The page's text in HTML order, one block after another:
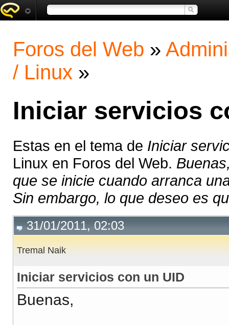
Foros del Web »
/ Linux »
Iniciar servicios
Estas en el tema de Iniciar
Linux en Foros del Web.
que se inicie cuando arranca
Sin embargo, lo que deseo es
31/01/2011, 02:03
Tremal Naik
Iniciar servicios con un UID
Buenas,